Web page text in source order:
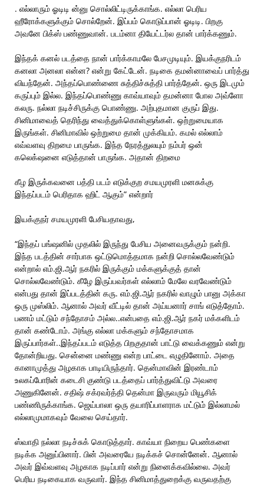
. எல்லாரும் ஓடிடி ன்னு சொல்லிட்டிருக்காங்க. எல்லா பெரிய
ஹீரோக்களுக்கும் சொல்றேன். இப்பம் கொடுப்பான் ஓடிடி. பிறகு
அவனே பிக்ஸ் பண்ணுவான். படம்னா தியேட்டர்ல தான் பார்க்கணும்.
இந்தக் கனல் படத்தை நான் பார்க்காமலே பேசமுடியும். இயக்குநரிடம்
கனலா அனலா என்ன? என்று கேட்டேன். நடிகை தமன்னாவைப் பார்த்து
வியந்தேன். அந்தப்பொண்ணை சுத்திச்சுத்தி பார்த்தேன். ஒரு இடமும்
கருப்பும் இல்ல. இந்தப்பொண்ணு காவ்யாவும் தமன்னா போல அவ்ளோ
கலரு. நல்லா நடிச்சிருக்கு பொண்ணு. அற்புதமான குருப் இது.
சினிமாவைத் தெரிந்து வைத்துக்கொள்ளுங்கள். ஒற்றுமையாக
இருங்கள். சினிமாவில் ஒற்றுமை தான் முக்கியம். கமல் எல்லாம்
எவ்வளவு திறமை பாருங்க. இந்த நேரத்துலயும் நம்பர் ஒன்
கலெக்‌ஷனை எடுத்தான் பாருங்க. அதான் திறமை
கீழ இருக்கவனை பத்தி படம் எடுக்குற சமயமுரளி மனசுக்கு
இந்தப்படம் பெரிதாக ஹிட் ஆகும்” என்றார்
இயக்குநர் சமயமுரளி பேசியதாவது,
“இந்தப் பங்ஷனில் முதலில் இருந்து பேசிய அனைவருக்கும் நன்றி.
இந்த படத்தின் சார்பாக ஒட்டுமொத்தமாக நன்றி சொல்லவேண்டும்
என்றால் எம்.ஜி.ஆர் நகரில் இருக்கும் மக்களுக்குத் தான்
சொல்லவேண்டும். கீழே இருப்பவர்கள் எல்லாம் மேலே வரவேண்டும்
என்பது தான் இப்படத்தின் கரு. எம்.ஜி.ஆர் நகரில் வாழும் பானு அக்கா
ஒரு முஸ்லிம். ஆனால் அவர் வீட்டில் தான் அய்யனார் சாங் எடுத்தோம்.
பணம் மட்டும் சந்தோசம் அல்ல..என்பதை எம்.ஜி.ஆர் நகர் மக்களிடம்
தான் கண்டோம். அங்கு எல்லா மக்களும் சந்தோசமாக
இருப்பார்கள்..இந்தப்படம் எடுத்த பிறகுதான் பாட்டு வைக்கணும் என்று
தோன்றியது. சென்னை மண்ணு என்ற பாட்டை எழுதினோம். அதை
கானாமுத்து அழகாக பாடியிருந்தார். தென்மாவின் இரண்டாம்
உலகப்போரின் கடைசி குண்டு படத்தைப் பார்த்துவிட்டு அவரை
அணுகினேன். சதிஷ் சக்ரவர்த்தி தென்மா இருவரும் மியூசிக்
பண்ணிருக்காங்க. ஜெய்பாலா ஒரு தயாரிப்பாளராக மட்டும் இல்லாமல்
எல்லாமுமாகவும் வேலை செய்தார்.
ஸ்வாதி நல்லா நடிச்சுக் கொடுத்தார். காவ்யா நிறைய பெண்களை
நடிக்க அனுப்பினார். பின் அவரையே நடிக்கச் சொன்னேன். ஆனால்
அவர் இவ்வளவு அழகாக நடிப்பார் என்று நினைக்கவில்லை. அவர்
பெரிய நடிகையாக வருவார். இந்த சினிமாத்துறைக்கு வருவதற்கு